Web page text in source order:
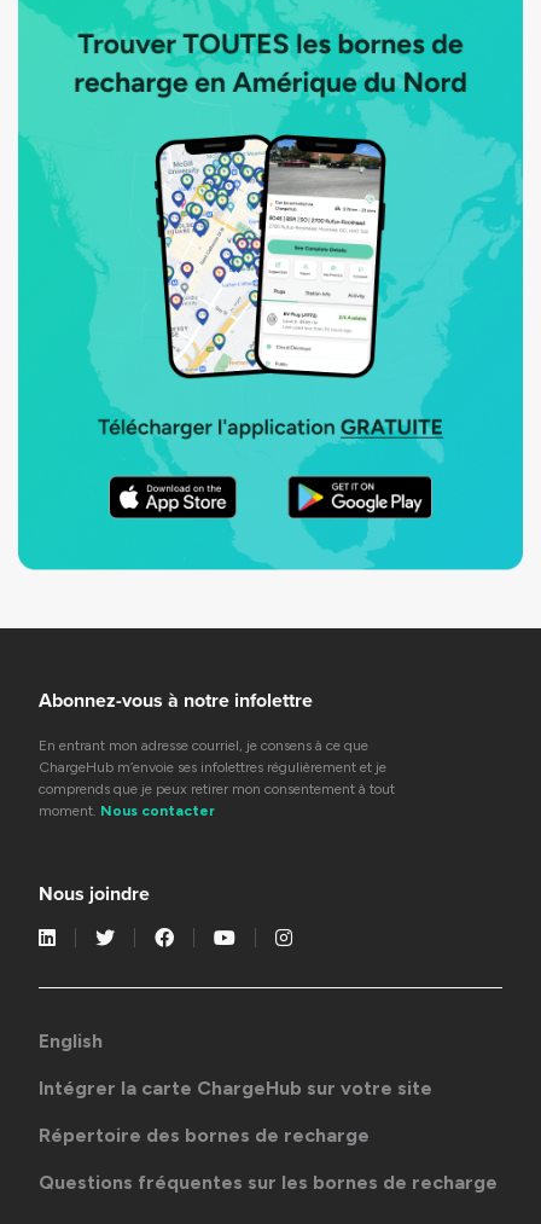
Abonnez-vous à notre infolettre
En entrant mon adresse courriel, je consens à ce que
ChargeHub m’envoie ses infolettres régulièrement et je
comprends que je peux retirer mon consentement à tout
moment. Nous contacter
Nous joindre
English
Intégrer la carte ChargeHub sur votre site
Répertoire des bornes de recharge
Questions fréquentes sur les bornes de recharge